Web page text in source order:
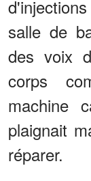
salle de
des voix
corps
machine
plaignait
réparer.